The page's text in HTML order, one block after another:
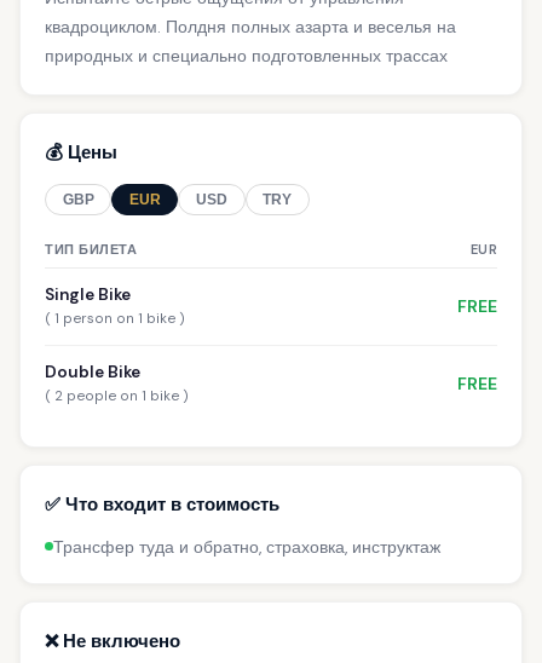
квадроциклом. Полдня полных азарта и веселья на
природных и специально подготовленных трассах
💰 Цены
GBP EUR USD TRY
ТИП БИЛЕТА EUR
Single Bike
( 1 person on 1 bike )
FREE
Double Bike
( 2 people on 1 bike )
FREE
✅ Что входит в стоимость
Трансфер туда и обратно, страховка, инструктаж
❌ Не включено